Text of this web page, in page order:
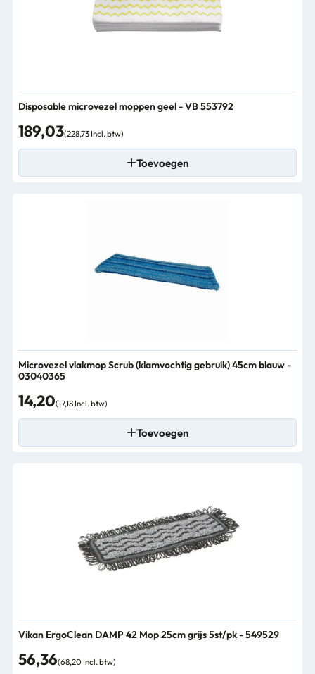
Disposable microvezel moppen geel - VB 553792
189,03(228,73 Incl. btw)
Toevoegen
Microvezel vlakmop Scrub (klamvochtig gebruik) 45cm blauw -
03040365
14,20(17,18 Incl. btw)
Toevoegen
Vikan ErgoClean DAMP 42 Mop 25cm grijs 5st/pk - 549529
56,36(68,20 Incl. btw)